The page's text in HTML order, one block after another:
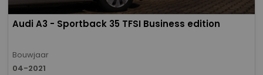
Audi A3 - Sportback 35 TFSI Business edition
Bouwjaar
04-2021